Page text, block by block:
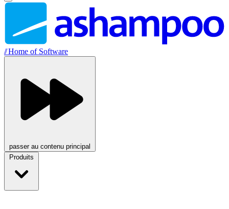
//Home of Software
passer au contenu principal
Produits